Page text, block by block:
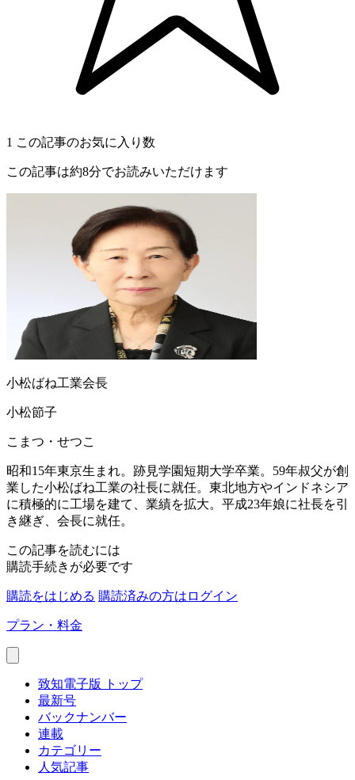
1 この記事のお気に入り数
この記事は約8分でお読みいただけます
小松ばね工業会長
小松節子
こまつ・せつこ
昭和15年東京生まれ。跡見学園短期大学卒業。59年叔父が創
業した小松ばね工業の社長に就任。東北地方やインドネシア
に積極的に工場を建て、業績を拡大。平成23年娘に社長を引
き継ぎ、会長に就任。
この記事を読むには
購読手続きが必要です
購読をはじめる 購読済みの方はログイン
プラン・料金
致知電子版 トップ
最新号
バックナンバー
連載
カテゴリー
人気記事